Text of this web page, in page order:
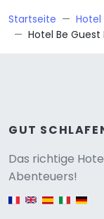
Startseite Hotel
Hotel Be Guest
GUT
Das richtige
Abenteuers!
English version